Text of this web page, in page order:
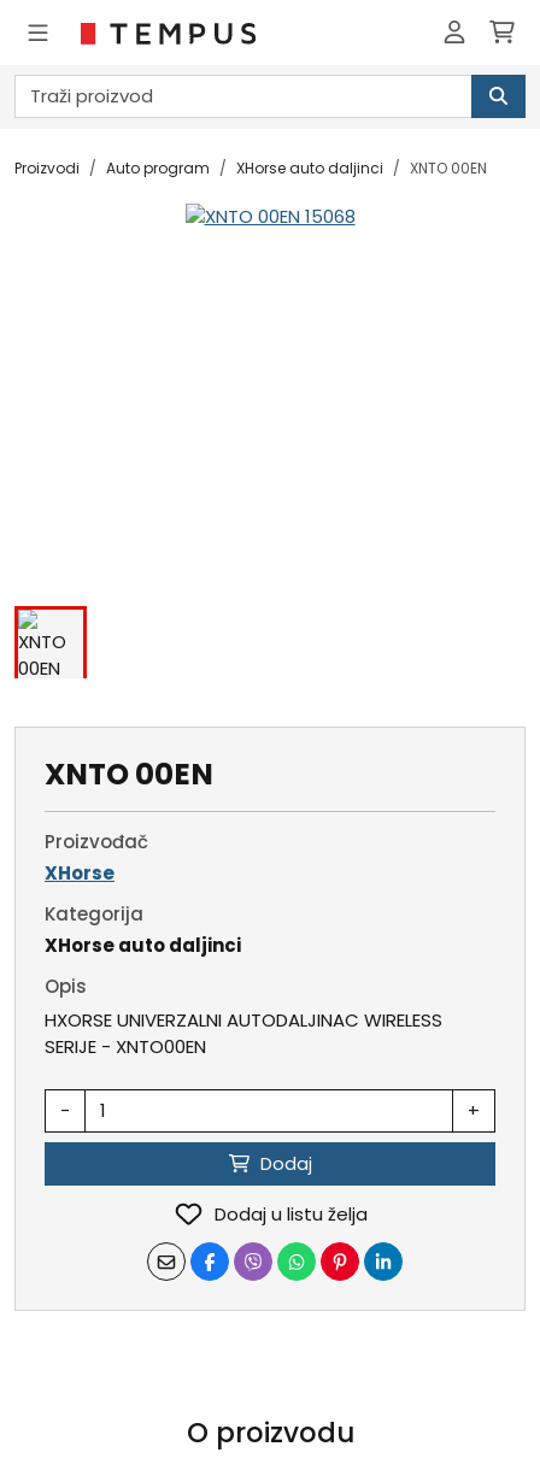
Proizvodi Auto program XHorse auto daljinci XNTO 00EN
XNTO 00EN
Proizvođač
XHorse
Kategorija
XHorse auto daljinci
Opis
HXORSE UNIVERZALNI AUTODALJINAC WIRELESS
SERIJE - XNTO00EN
- +
Dodaj
Dodaj u listu želja
O proizvodu